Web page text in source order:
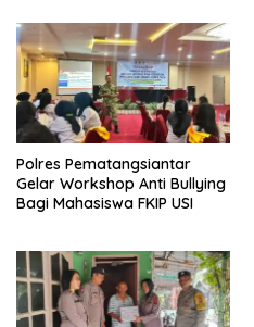
Polres Pematangsiantar
Gelar Workshop Anti Bullying
Bagi Mahasiswa FKIP USI